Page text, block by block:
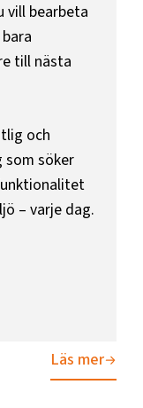
vill bearbeta
till nästa
och
söker
– varje dag.
Läs mer